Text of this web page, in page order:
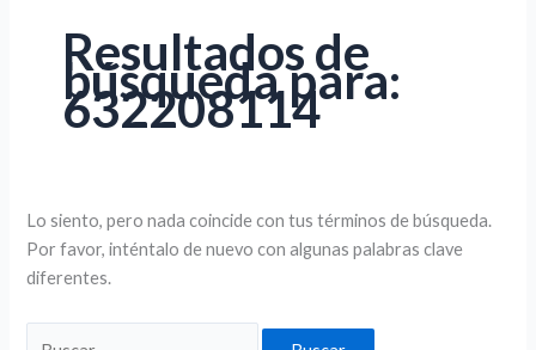
Iniciar sesión
Resultados de
búsqueda para:
632208114
Lo siento, pero nada coincide con tus términos de búsqueda.
Por favor, inténtalo de nuevo con algunas palabras clave
diferentes.